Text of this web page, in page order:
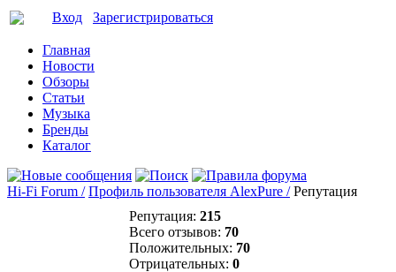
Вход Зарегистрироваться
Главная
Новости
Обзоры
Статьи
Музыка
Бренды
Каталог
Hi-Fi Forum / Профиль пользователя AlexPure / Репутация
Репутация: 215
Всего отзывов: 70
Положительных: 70
Отрицательных: 0